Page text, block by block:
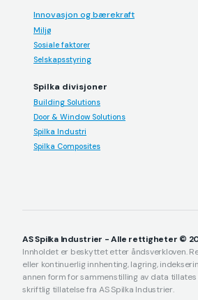
Innovasjon og bærekraft
Miljø
Sosiale faktorer
Selskapsstyring
Spilka divisjoner
Building Solutions
Door & Window Solutions
Spilka Industri
Spilka Composites
AS Spilka Industrier - Alle rettigheter ©
Innholdet er beskyttet etter åndsverkloven.
eller kontinuerlig innhenting, lagring,
annen form for sammenstilling av data
skriftlig tillatelse fra AS Spilka Industrier.